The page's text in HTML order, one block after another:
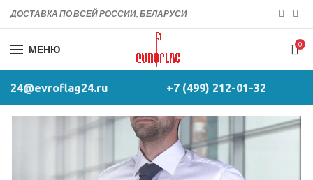
ДОСТАВКА ПО ВСЕЙ РОССИИ, БЕЛАРУСИ
МЕНЮ 0
24@evroflag24.ru +7 (499) 212-01-32